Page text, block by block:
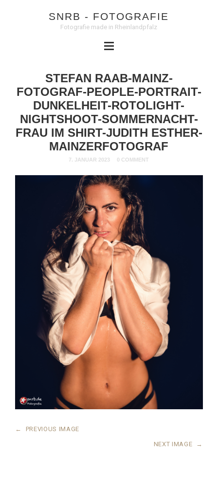
SNRB - FOTOGRAFIE
Fotografie made in Rheinlandpfalz
STEFAN RAAB-MAINZ-
FOTOGRAF-PEOPLE-PORTRAIT-
DUNKELHEIT-ROTOLIGHT-
NIGHTSHOOT-SOMMERNACHT-
FRAU IM SHIRT-JUDITH ESTHER-
MAINZERFOTOGRAF
7. JANUAR 2023 0 COMMENT
← PREVIOUS IMAGE
NEXT IMAGE →